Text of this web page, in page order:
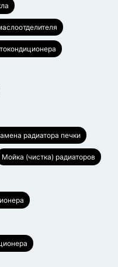
радиатора печки
Мойка (чистка) радиаторов